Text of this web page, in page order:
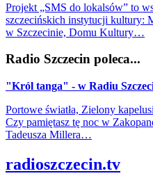
Projekt „SMS do lokalsów” to
szczecińskich instytucji kultury:
w Szczecinie, Domu Kultury…
Radio Szczecin poleca...
"Król tanga" - w Radiu
Portowe światła, Zielony
Czy pamiętasz tę noc w
Tadeusza Millera…
radioszczecin.tv